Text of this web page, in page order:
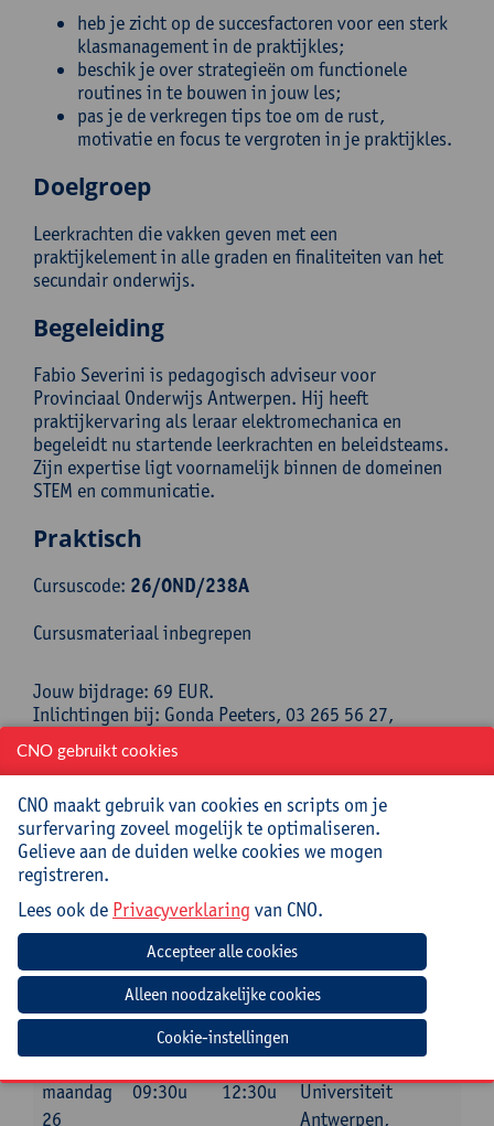
heb je zicht op de succesfactoren voor een sterk
klasmanagement in de praktijkles;
beschik je over strategieën om functionele
routines in te bouwen in jouw les;
pas je de verkregen tips toe om de rust,
motivatie en focus te vergroten in je praktijkles.
Doelgroep
Leerkrachten die vakken geven met een
praktijkelement in alle graden en finaliteiten van het
secundair onderwijs.
Begeleiding
Fabio Severini is pedagogisch adviseur voor
Provinciaal Onderwijs Antwerpen. Hij heeft
praktijkervaring als leraar elektromechanica en
begeleidt nu startende leerkrachten en beleidsteams.
Zijn expertise ligt voornamelijk binnen de domeinen
STEM en communicatie.
Praktisch
Cursuscode: 26/OND/238A
Cursusmateriaal inbegrepen
Jouw bijdrage: 69 EUR.
Inlichtingen bij: Gonda Peeters, 03 265 56 27,
Mee te brengen door cursist
Opgeladen laptop
Verwachte voorbereiding door
deelnemer
Denk na over een concrete casus die je voor
uitdagingen stelt/stelde.
Beginuur Einduur
maandag
26
09:30u 12:30u
Universiteit
Antwerpen,
CNO gebruikt cookies
CNO maakt gebruik van cookies en scripts om je
surfervaring zoveel mogelijk te optimaliseren.
Gelieve aan de duiden welke cookies we mogen
registreren.
Lees ook de Privacyverklaring van CNO.
Cookie-instellingen